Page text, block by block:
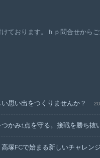
ております。ｈｐ問合せから
思い出をつくりませんか？
かみ1点を守る。接戦を勝ち抜
塚FCで始まる新しいチャレン